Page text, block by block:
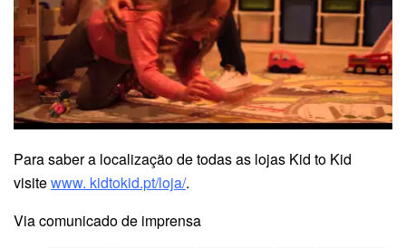
Para saber a localização de todas as lojas Kid to Kid
visitewww. kidtokid.pt/loja/.
Via comunicado de imprensa